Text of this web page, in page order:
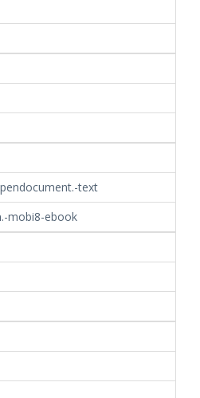
text
mobi8-ebook